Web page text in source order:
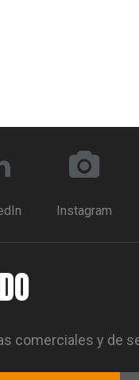
Instagram
comerciales y de